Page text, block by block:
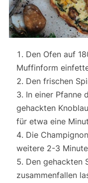
Den Ofen auf
Muffinform
Den frischen
In einer Pfanne
gehackten
für etwa eine
Die
weitere 2-3
Den gehackten
zusammenfallen